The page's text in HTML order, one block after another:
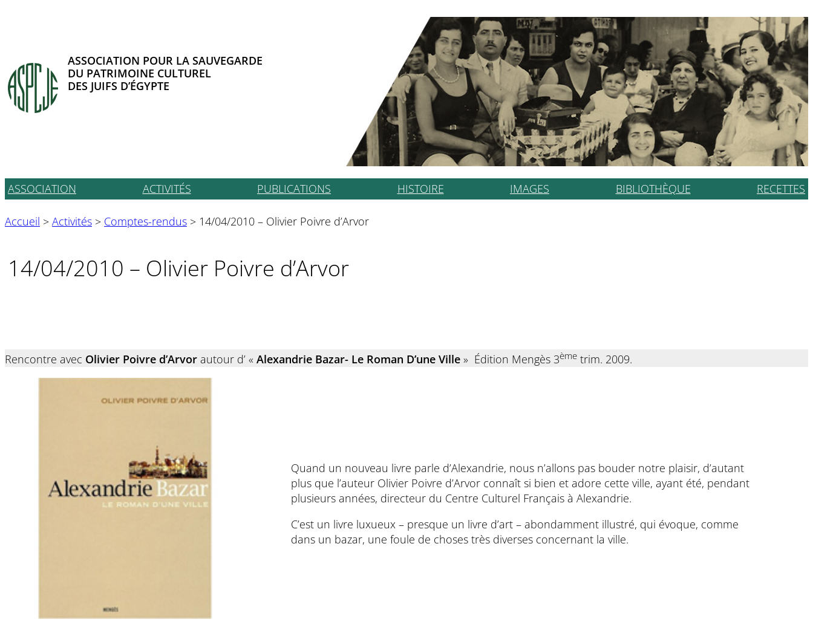
ASSOCIATION POUR LA SAUVEGARDE
DU PATRIMOINE CULTUREL
DES JUIFS D’ÉGYPTE
ASSOCIATION ACTIVITÉS PUBLICATIONS HISTOIRE IMAGES BIBLIOTHÈQUE RECETTES
Accueil > Activités > Comptes-rendus > 14/04/2010 – Olivier Poivre d’Arvor
14/04/2010 – Olivier Poivre d’Arvor
Rencontre avec Olivier Poivre d’Arvor autour d’ « Alexandrie Bazar- Le Roman D’une Ville » Édition Mengès 3ème trim. 2009.
Quand un nouveau livre parle d’Alexandrie, nous n’allons pas bouder notre plaisir, d’autant
plus que l’auteur Olivier Poivre d’Arvor connaît si bien et adore cette ville, ayant été, pendant
plusieurs années, directeur du Centre Culturel Français à Alexandrie.
C’est un livre luxueux – presque un livre d’art – abondamment illustré, qui évoque, comme
dans un bazar, une foule de choses très diverses concernant la ville.